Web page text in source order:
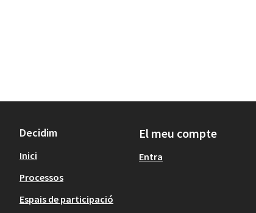
Decidim
Inici
Processos
Espais de participació
El meu compte
Entra